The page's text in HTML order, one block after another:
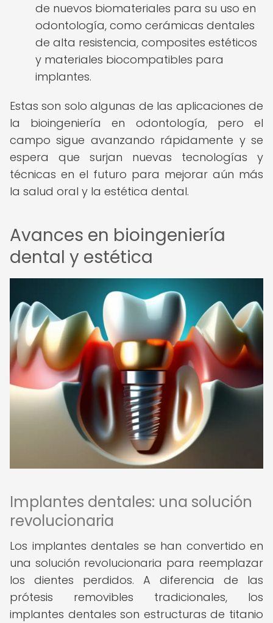
de nuevos biomateriales para su uso en
odontología, como cerámicas dentales
de alta resistencia, composites estéticos
y materiales biocompatibles para
implantes.
Estas son solo algunas de las aplicaciones de
la bioingeniería en odontología, pero el
campo sigue avanzando rápidamente y se
espera que surjan nuevas tecnologías y
técnicas en el futuro para mejorar aún más
la salud oral y la estética dental.
Avances en bioingeniería
dental y estética
Implantes dentales: una solución
revolucionaria
Los implantes dentales se han convertido en
una solución revolucionaria para reemplazar
los dientes perdidos. A diferencia de las
prótesis removibles tradicionales, los
implantes dentales son estructuras de titanio